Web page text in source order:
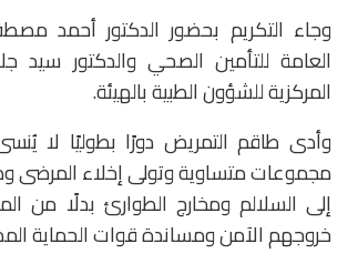
وجاء التكريم بحضور الدكتور أحمد
العامة للتأمين الصحي والدكتور سيد
المركزية للشؤون الطبية بالهيئة.
وأدى طاقم التمريض دورًا بطوليًا لا
مجموعات متساوية وتولى إخلاء المرضى
إلى السلالم ومخارج الطوارئ بدلًا من
خروجهم الآمن ومساندة قوات الحماية